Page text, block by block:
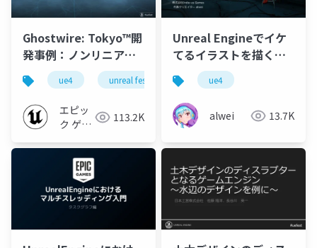
Ghostwire: Tokyo™開
発事例：ノンリニアな
東京の街を表現する
【UNREAL FEST
EXTREME '22
SUMMER】
ue4 unreal fest extreme '22 summer
エピッ
ク ゲー
ャパン
113.2K
Unreal Engineでイケ
てるイラストを描くた
めのノウハウ大放出！
ue4
alwei 13.7K